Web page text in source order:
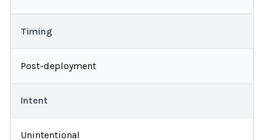
Timing
Post-deployment
Intent
Unintentional